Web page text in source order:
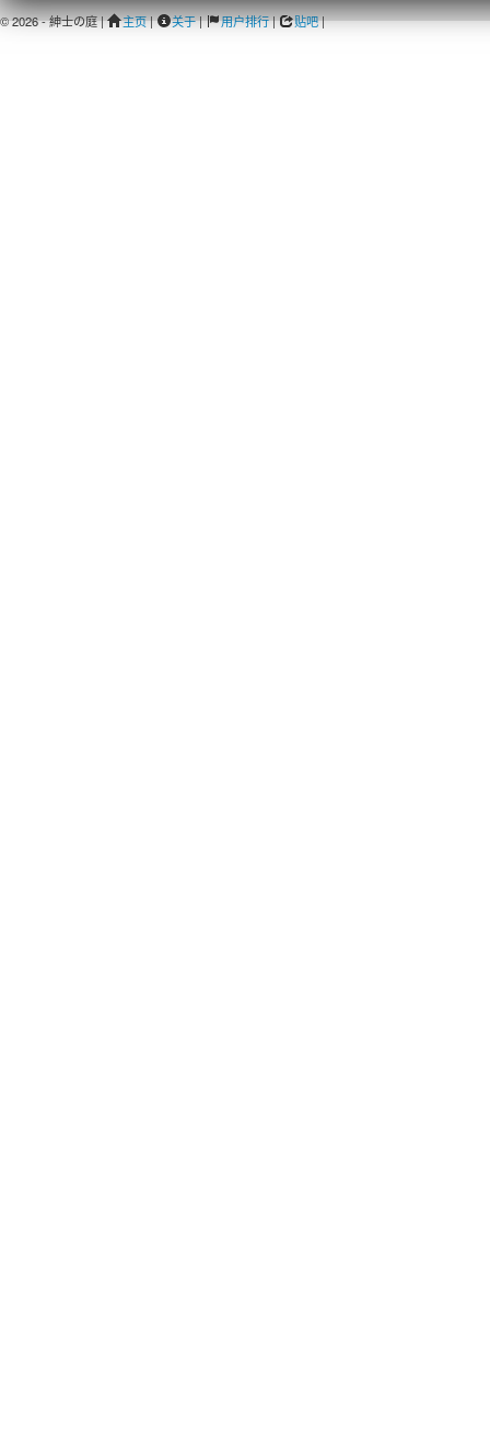
© 2026 - 紳士の庭 | 主页| 关于| 用户排行| 贴吧|